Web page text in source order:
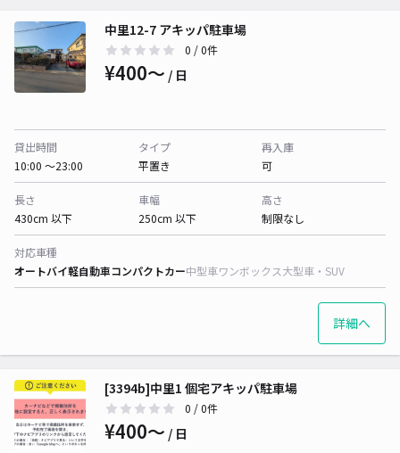
中里12-7 アキッパ駐車場
0 / 0件
¥400〜 / 日
貸出時間
10:00 〜23:00
タイプ
平置き
再入庫
可
長さ
430cm 以下
車幅
250cm 以下
高さ
制限なし
対応車種
オートバイ軽自動車コンパクトカー中型車ワンボックス大型車・SUV
詳細へ
[3394b]中里1 個宅アキッパ駐車場
0 / 0件
¥400〜 / 日